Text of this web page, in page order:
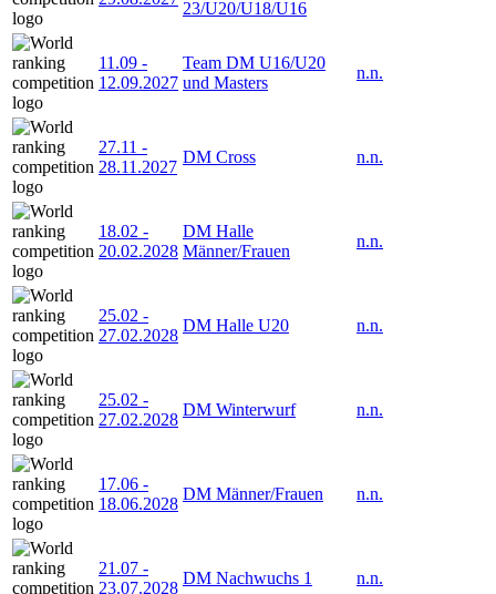
23/U20/U18/U16
11.09 -
12.09.2027
Team DM U16/U20
und Masters
n.n.
27.11 -
28.11.2027
DM Cross n.n.
18.02 -
20.02.2028
DM Halle
Männer/Frauen
n.n.
25.02 -
27.02.2028
DM Halle U20 n.n.
25.02 -
27.02.2028
DM Winterwurf n.n.
17.06 -
18.06.2028
DM Männer/Frauen n.n.
21.07 -
23.07.2028
DM Nachwuchs 1 n.n.